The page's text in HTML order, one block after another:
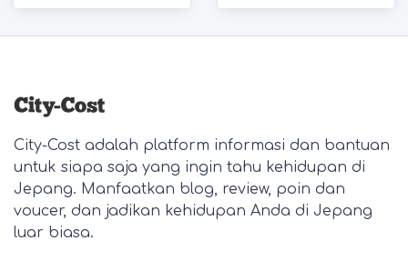
City-Cost adalah platform informasi dan bantuan
untuk siapa saja yang ingin tahu kehidupan di
Jepang. Manfaatkan blog, review, poin dan
voucer, dan jadikan kehidupan Anda di Jepang
luar biasa.